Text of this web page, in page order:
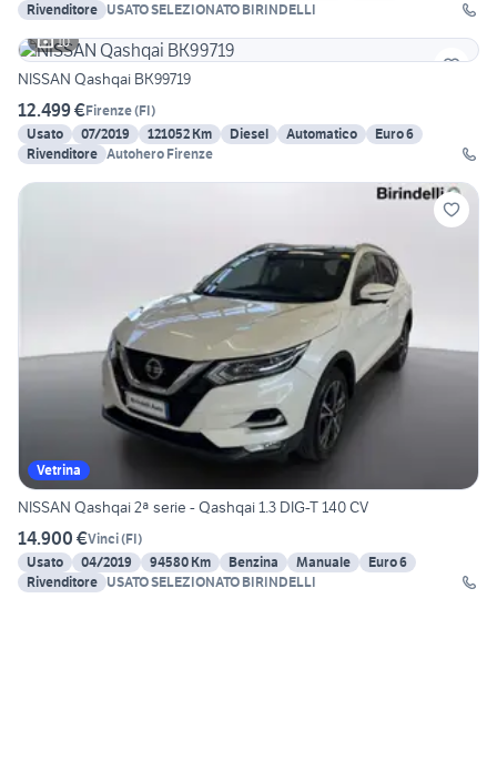
Rivenditore USATO SELEZIONATO BIRINDELLI
10
NISSAN Qashqai BK99719
12.499 €Firenze(FI)
Usato
07/2019 121052 Km Diesel Automatico
Euro 6
Rivenditore Autohero Firenze
Vetrina
NISSAN Qashqai 2ª serie - Qashqai 1.3 DIG-T 140 CV
14.900 €Vinci(FI)
Usato
04/2019 94580 Km Benzina Manuale
Euro 6
Rivenditore USATO SELEZIONATO BIRINDELLI